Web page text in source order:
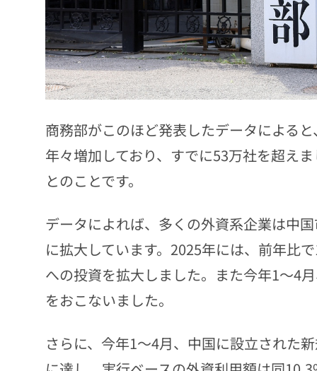
商務部がこのほど発表したデータによる
年々増加しており、すでに53万社を超え
とのことです。
データによれば、多くの外資系企業は中
に拡大しています。2025年には、前年比
への投資を拡大しました。また今年1～4
をおこないました。
さらに、今年1～4月、中国に設立された